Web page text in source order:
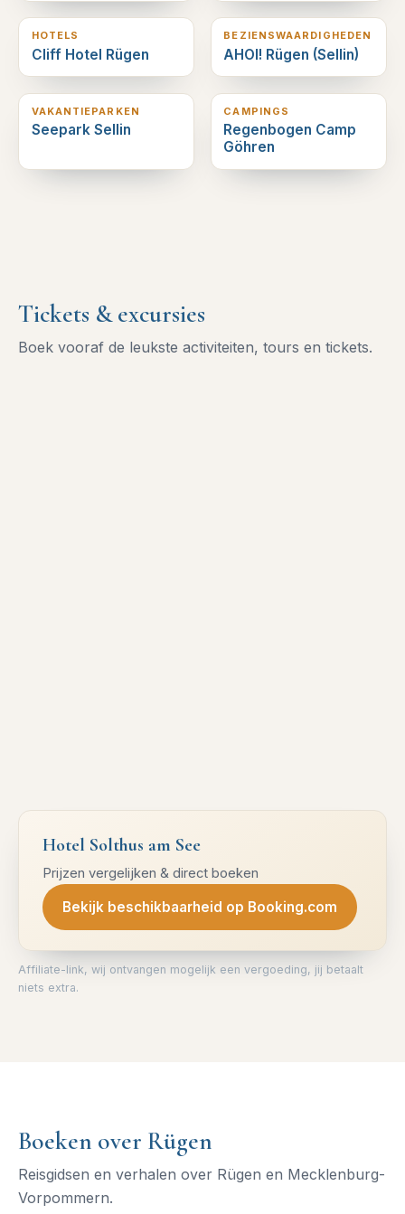
HOTELS
Cliff Hotel Rügen
BEZIENSWAARDIGHEDEN
AHOI! Rügen (Sellin)
3 km verderop
VAKANTIEPARKEN
Seepark Sellin
3 km verderop
CAMPINGS
Regenbogen Camp
Göhren
Tickets & excursies
Boek vooraf de leukste activiteiten, tours en tickets.
Hotel Solthus am See
Prijzen vergelijken & direct boeken
Bekijk beschikbaarheid op Booking.com
Affiliate-link, wij ontvangen mogelijk een vergoeding, jij betaalt
niets extra.
Boeken over Rügen
Reisgidsen en verhalen over Rügen en Mecklenburg-
Vorpommern.